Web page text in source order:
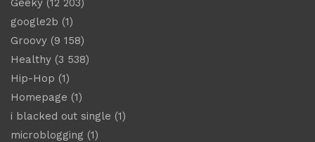
Geeky (12 203)
google2b (1)
Groovy (9 158)
Healthy (3 538)
Hip-Hop (1)
Homepage (1)
i blacked out single (1)
microblogging (1)